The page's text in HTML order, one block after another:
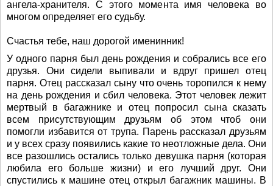
ангела-хранителя. С этого момента имя человека во
многом определяет его судьбу.
Счастья тебе, наш дорогой именинник!
У одного парня был день рождения и собрались все его
друзья. Они сидели выпивали и вдруг пришел отец
парня. Отец рассказал сыну что очень торопился к нему
на день рождения и сбил человека. Этот человек лежит
мертвый в багажнике и отец попросил сына сказать
всем присутствующим друзьям об этом чтоб они
помогли избавится от трупа. Парень рассказал друзьям
и у всех сразу появились какие то неотложные дела. Они
все разошлись остались только девушка парня (которая
любила его больше жизни) и его лучший друг. Они
спустились к машине отец открыл багажник машины. В